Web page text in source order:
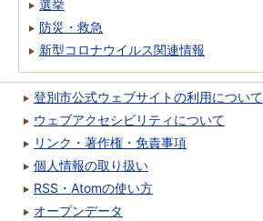
選挙
防災・救急
新型コロナウイルス関連情報
登別市公式ウェブサイトの利用について
ウェブアクセシビリティについて
リンク・著作権・免責事項
個人情報の取り扱い
RSS・Atomの使い方
オープンデータ